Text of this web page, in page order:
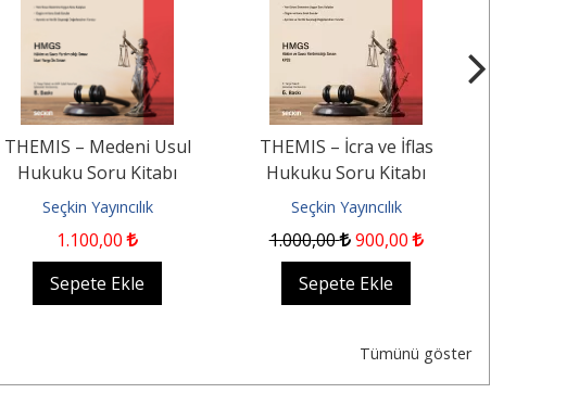
THEMIS – Medeni Usul
Hukuku Soru Kitabı
Seçkin Yayıncılık
1.100,00
Sepete Ekle
THEMIS – İcra ve İflas
Hukuku Soru Kitabı
Seçkin Yayıncılık
1.000,00 900,00
Sepete Ekle
Tümünü göster